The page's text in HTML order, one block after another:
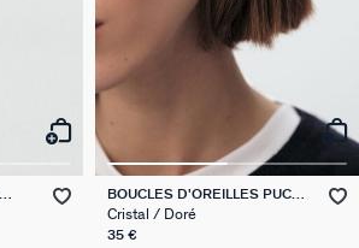
BOUCLES D'OREILLES PUCES
SOL
Cristal / Doré
35 €